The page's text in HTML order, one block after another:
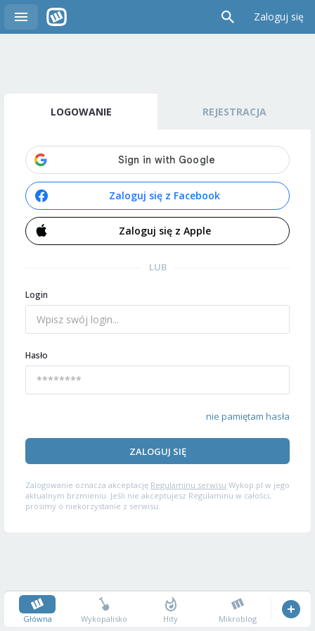
Zaloguj się
LOGOWANIE REJESTRACJA
Zaloguj się z Facebook
Zaloguj się z Apple
LUB
Login
Hasło
nie pamiętam hasła
ZALOGUJ SIĘ
Zalogowanie oznacza akceptację Regulaminu serwisu Wykop.pl w jego
aktualnym brzmieniu. Jeśli nie akceptujesz Regulaminu w całości,
prosimy o niekorzystanie z serwisu.
Główna Wykopalisko Hity Mikroblog